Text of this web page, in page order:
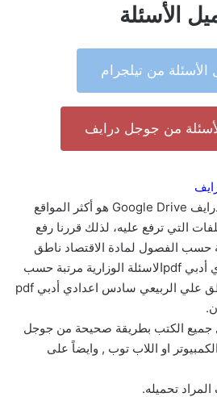
الأسئلة
الأسئلة من تيلجرام
من جوجل درايف
من الجلي أن موقع جوجل درايف Google Drive هو أكثر المواقع
التي ترفع عليه، لذلك قررنا رفع
حسب الفصول لمادة الاقتصاد ناطق
علي الربيعي سادس اعدادي أدبي pdfالاسئلة الوزارية مرتبة حسب
الفصول لمادة الاقتصاد ناطق علي الربيعي سادس اعدادي أدبي pdf
جميع الكتب بطريقة صحيحة من جوجل
او اللاب توب , وايضاً على
تحميله.